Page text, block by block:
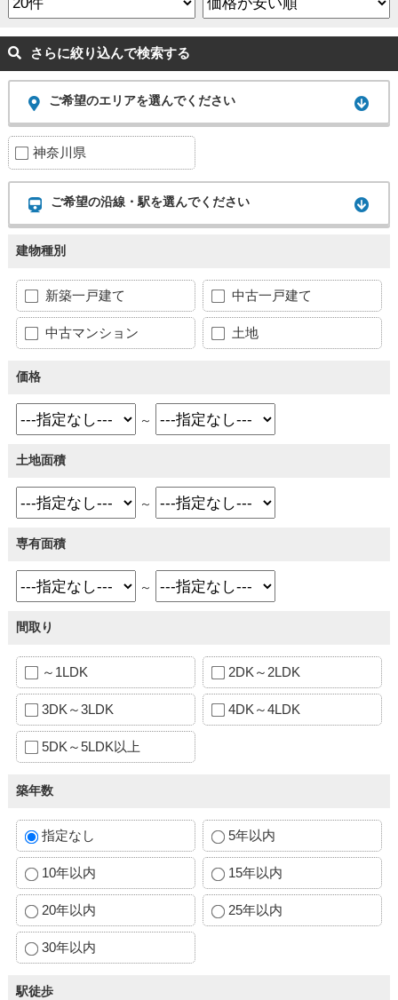
さらに絞り込んで検索する
ご希望のエリアを選んでください
神奈川県
ご希望の沿線・駅を選んでください
建物種別
新築一戸建て 中古一戸建て
中古マンション 土地
価格
～
土地面積
～
専有面積
～
間取り
～1LDK 2DK～2LDK
3DK～3LDK 4DK～4LDK
5DK～5LDK以上
築年数
指定なし 5年以内
10年以内 15年以内
20年以内 25年以内
30年以内
駅徒歩